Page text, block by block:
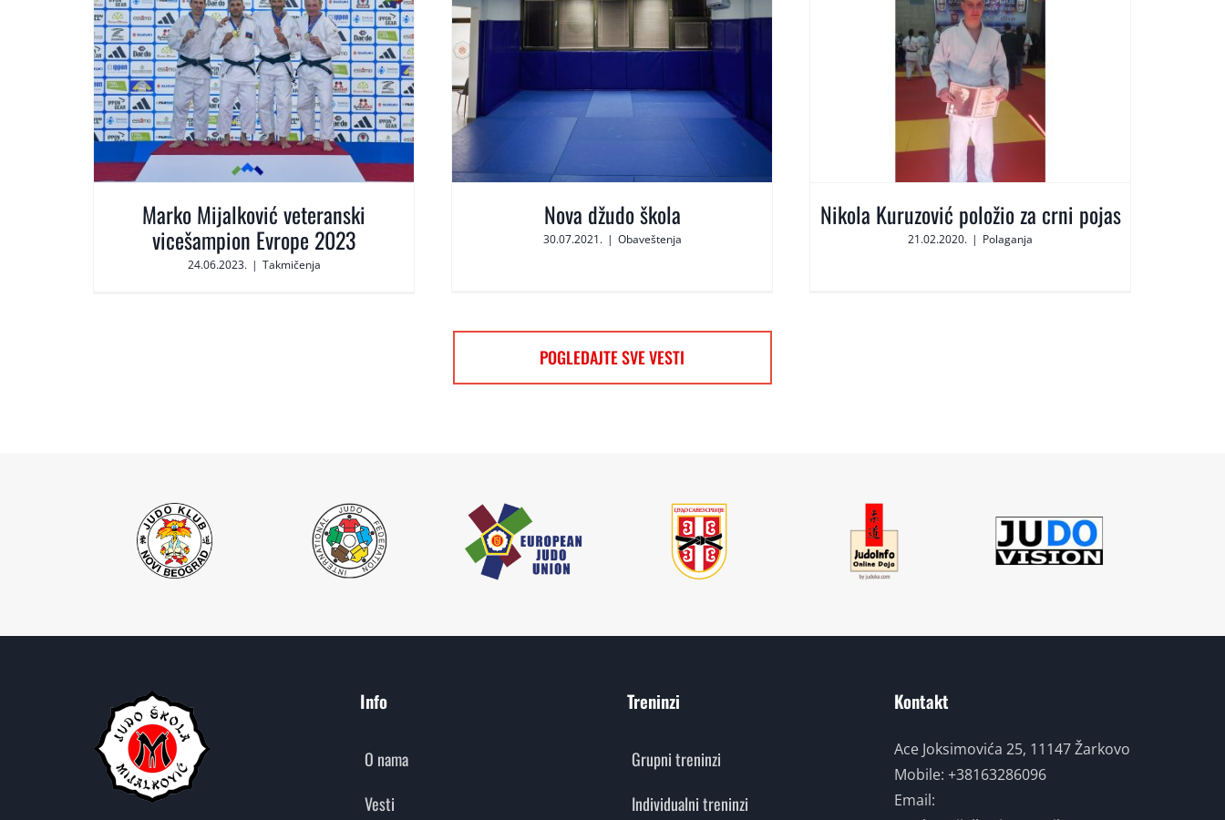
Marko Mijalković veteranski
vicešampion Evrope 2023
24.06.2023. | Takmičenja
Nova džudo škola
30.07.2021. | Obaveštenja
Nikola Kuruzović položio za crni pojas
21.02.2020. | Polaganja
POGLEDAJTE SVE VESTI
Info
O nama
Vesti
Treninzi
Grupni treninzi
Individualni treninzi
Kontakt
Ace Joksimovića 25, 11147 Žarkovo
Mobile: +38163286096
Email: